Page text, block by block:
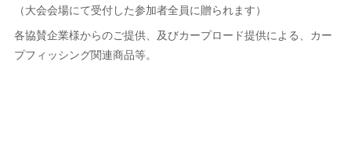
（大会会場にて受付した参加者全員に贈られます）
各協賛企業様からのご提供、及びカープロード提供による、カー
プフィッシング関連商品等。